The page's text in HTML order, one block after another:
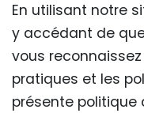
En utilisant notre
y accédant de
vous
pratiques et les
présente politique